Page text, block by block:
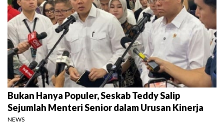
Bukan Hanya Populer, Seskab Teddy Salip
Sejumlah Menteri Senior dalam Urusan Kinerja
NEWS